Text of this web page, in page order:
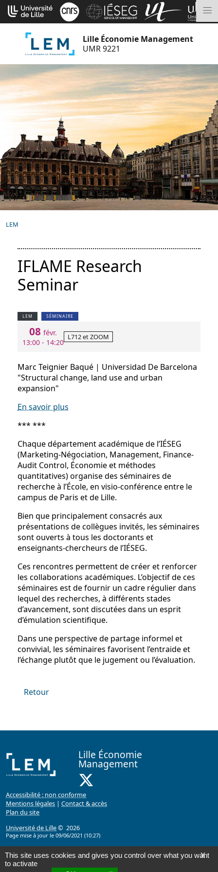
Aller
au
contenu
Lille Économie Management
UMR 9221
LEM
IFLAME Research
Seminar
LEM SÉMINAIRE
08 févr.
13:00 - 14:20
L712 et ZOOM
Marc Teignier Baqué | Universidad De Barcelona
"Structural change, land use and urban
expansion"
En savoir plus
*** ***
Chaque département académique de l’IÉSEG
(Marketing-Négociation, Management, Finance-
Audit Control, Économie et méthodes
quantitatives) organise des séminaires de
recherche à l’École, en visio-conférence entre le
campus de Paris et de Lille.
Bien que principalement consacrés aux
présentations de collègues invités, les séminaires
sont ouverts à tous les doctorants et
enseignants-chercheurs de l’IÉSEG.
Ces rencontres permettent de créer et renforcer
les collaborations académiques. L’objectif de ces
séminaires est de fournir un cadre régulier dans
lequel des recherches, à différents stades
d’avancement, sont discutées dans un esprit
d’émulation scientifique.
Dans une perspective de partage informel et
convivial, les séminaires favorisent l’entraide et
l’échange plutôt que le jugement ou l’évaluation.
Retour
Lille Économie
Management
Accessibilité : non conforme
Mentions légales | Contact & accès
Plan du site
Université de Lille© 2026
Page mise à jour le 09/06/2021 (10:27)
Cookies management panel
X
This site uses cookies and gives you control over what you want
to activate